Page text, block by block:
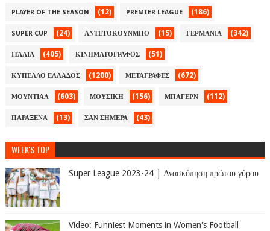
PLAYER OF THE SEASON (12) PREMIER LEAGUE (186)
SUPER CUP (24) ΑΝΤΕΤΟΚΟΥΝΜΠΟ (15) ΓΕΡΜΑΝΙΑ (342)
ΙΤΑΛΙΑ (405) ΚΙΝΗΜΑΤΟΓΡΑΦΟΣ (51)
ΚΥΠΕΛΛΟ ΕΛΛΑΔΟΣ (1200) ΜΕΤΑΓΡΑΦΕΣ (672)
ΜΟΥΝΤΙΑΛ (603) ΜΟΥΣΙΚΗ (156) ΜΠΑΓΕΡΝ (112)
ΠΑΡΑΞΕΝΑ (13) ΣΑΝ ΣΗΜΕΡΑ (43)
WEEK'S TOP
Super League 2023-24 | Ανασκόπηση πρώτου γύρου
Video: Funniest Moments in Women's Football